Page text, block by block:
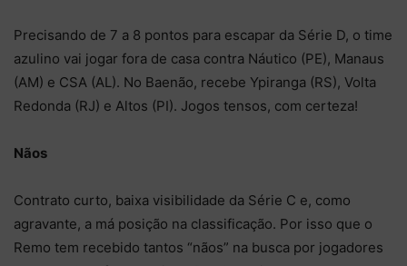
Precisando de 7 a 8 pontos para escapar da Série D, o time
azulino vai jogar fora de casa contra Náutico (PE), Manaus
(AM) e CSA (AL). No Baenão, recebe Ypiranga (RS), Volta
Redonda (RJ) e Altos (PI). Jogos tensos, com certeza!
Nãos
Contrato curto, baixa visibilidade da Série C e, como
agravante, a má posição na classificação. Por isso que o
Remo tem recebido tantos “nãos” na busca por jogadores